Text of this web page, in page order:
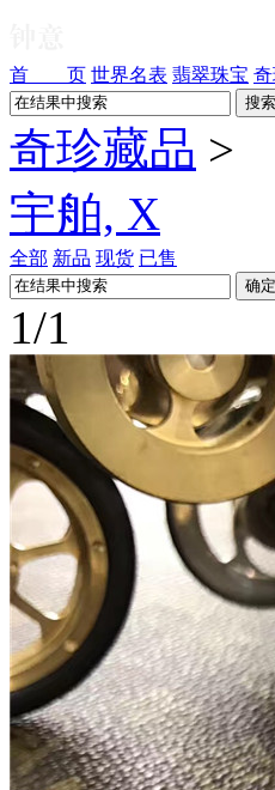
首 页 世界名表 翡翠珠宝
奇珍藏品 >
宇舶, X
全部 新品 现货 已售
1/1